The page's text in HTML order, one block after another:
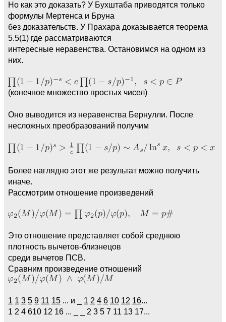
Но как это доказать? У Бухштаба приводятся только
формулы Мертенса и Бруна
без доказательств. У Прахара доказывается теорема
5.5(1) где рассматриваются
интересные неравенства. Остановимся на одном из
них.
(конечное множество простых чисел)
Оно выводится из неравенства Бернулли. После
несложных преобразований получим
Более наглядно этот же результат можно получить
иначе.
Рассмотрим отношение произведений
Это отношение представляет собой среднюю
плотность вычетов-близнецов
среди вычетов ПСВ.
Сравним произведение отношений
1 1 3 5 9 11 15 ... и _ 1 2 4 6 10 12 16...
1 2 4 610 12 16 ... _ _ 2 3 5 7 11 13 17...